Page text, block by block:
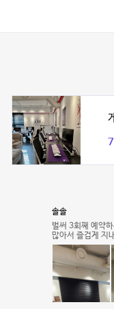
솔솔
벌써 3회째 예약
많아서 즐겁게 지